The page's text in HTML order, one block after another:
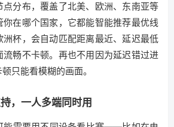
点分布，覆盖了北美、欧洲、东南亚等
你在哪个国家，它都能智能推荐最优线
洲杯，会自动匹配距离最近、延迟最低
流畅不卡顿。再也不用因为延迟错过进
只能看模糊的画面。
，一人多端同时用